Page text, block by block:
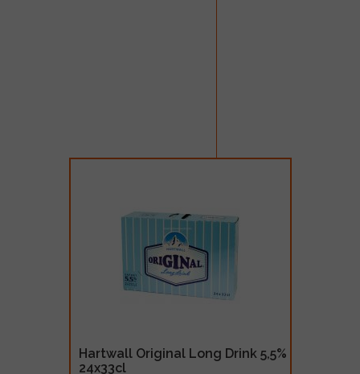
Hartwall Original Long Drink 5,5%
24x33cl